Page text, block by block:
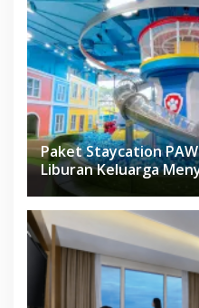
Paket Staycation
Liburan Keluarga
Herloom Hotel BSD